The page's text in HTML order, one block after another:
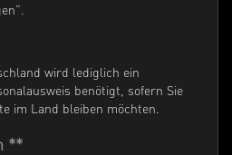
wird lediglich ein
benötigt, sofern Sie
im Land bleiben möchten.
**